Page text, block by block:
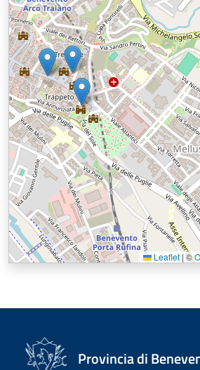
Leaflet |©
Provincia di